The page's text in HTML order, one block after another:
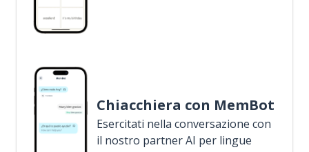
Chiacchiera con MemBot
Esercitati nella conversazione con
il nostro partner AI per lingue